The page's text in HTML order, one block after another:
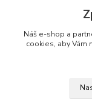
+
Náš e-shop a
cookies, aby Vám